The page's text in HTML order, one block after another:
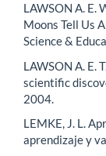
LAWSON A. E.
Moons Tell Us
Science &
LAWSON A. E.
scientific
2004.
LEMKE, J. L.
aprendizaje y